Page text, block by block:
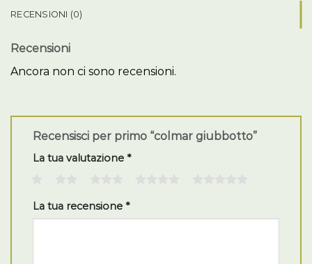
RECENSIONI (0)
Recensioni
Ancora non ci sono recensioni.
Recensisci per primo “colmar giubbotto”
La tua valutazione *
La tua recensione *